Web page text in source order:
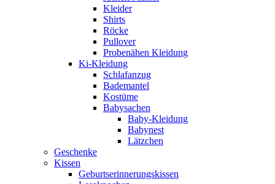
Kleider
Shirts
Röcke
Pullover
Probenähen Kleidung
Ki-Kleidung
Schlafanzug
Bademantel
Kostüme
Babysachen
Baby-Kleidung
Babynest
Lätzchen
Geschenke
Kissen
Geburtserinnerungskissen